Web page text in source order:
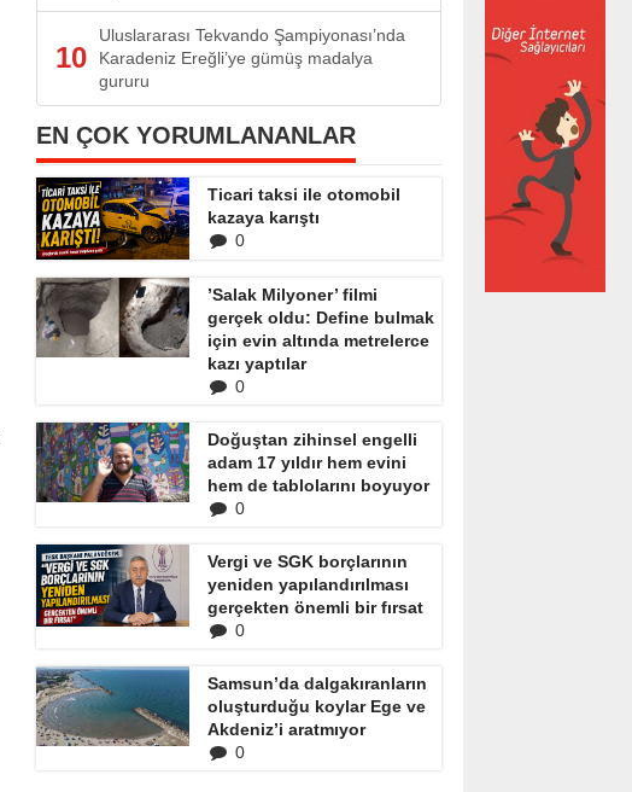
10
Uluslararası Tekvando Şampiyonası’nda
Karadeniz Ereğli’ye gümüş madalya
gururu
EN ÇOK YORUMLANANLAR
Ticari taksi ile otomobil
kazaya karıştı
0
’Salak Milyoner’ filmi
gerçek oldu: Define bulmak
için evin altında metrelerce
kazı yaptılar
0
Doğuştan zihinsel engelli
adam 17 yıldır hem evini
hem de tablolarını boyuyor
0
Vergi ve SGK borçlarının
yeniden yapılandırılması
gerçekten önemli bir fırsat
0
Samsun’da dalgakıranların
oluşturduğu koylar Ege ve
Akdeniz’i aratmıyor
0